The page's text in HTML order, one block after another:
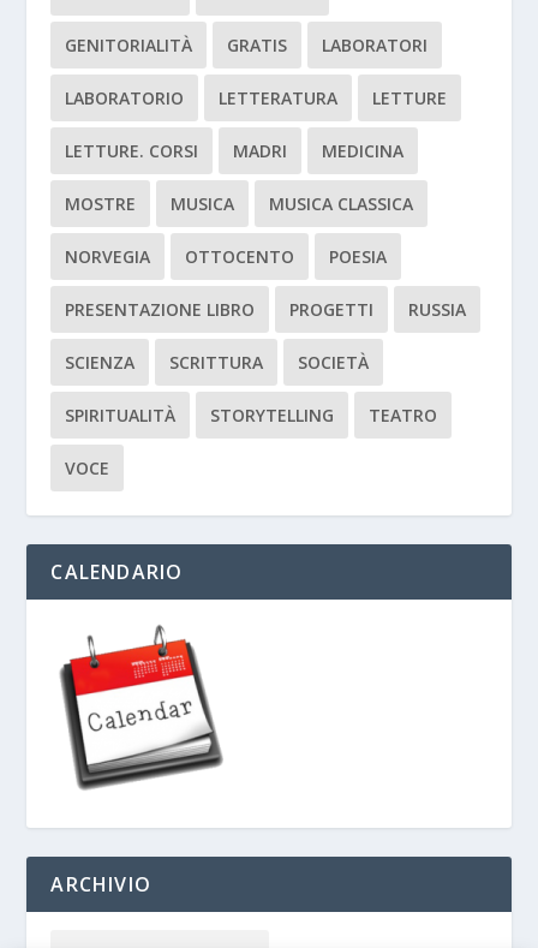
GENITORIALITÀ GRATIS LABORATORI
LABORATORIO LETTERATURA LETTURE
LETTURE. CORSI MADRI MEDICINA
MOSTRE MUSICA MUSICA CLASSICA
NORVEGIA OTTOCENTO POESIA
PRESENTAZIONE LIBRO PROGETTI RUSSIA
SCIENZA SCRITTURA SOCIETÀ
SPIRITUALITÀ STORYTELLING TEATRO
VOCE
CALENDARIO
ARCHIVIO